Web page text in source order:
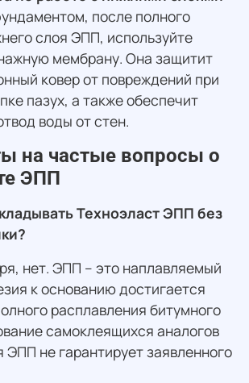
после полного
слоя ЭПП, используйте
мембрану. Она защитит
ковер от повреждений при
пазух, а также обеспечит
воды от стен.
на частые вопросы о
ЭПП
Техноэласт ЭПП без
нет. ЭПП – это наплавляемый
к основанию достигается
расплавления битумного
самоклеящихся аналогов
ЭПП не гарантирует заявленного